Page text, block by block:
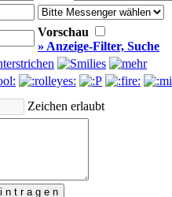
Vorschau
» Anzeige-Filter, Suche
Zeichen erlaubt